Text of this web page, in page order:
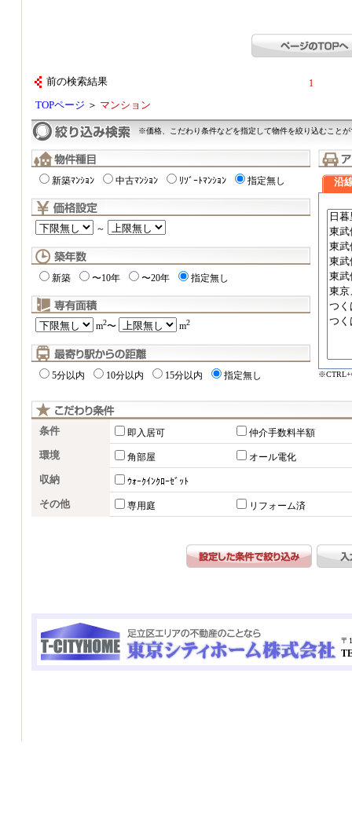
前の検索結果 1
TOPページ ＞ マンション
※価格、こだわり条件などを指定して物件を絞り込むことが
新築ﾏﾝｼｮﾝ 中古ﾏﾝｼｮﾝ ﾘｿﾞｰﾄﾏﾝｼｮﾝ 指定無し
～
新築 〜10年 〜20年 指定無し
m2〜 m2
5分以内 10分以内 15分以内 指定無し
沿
条件 即入居可 仲介手数料半額
環境 角部屋 オール電化
収納 ｳｫｰｸｲﾝｸﾛｰｾﾞｯﾄ
その他 専用庭 リフォーム済
〒